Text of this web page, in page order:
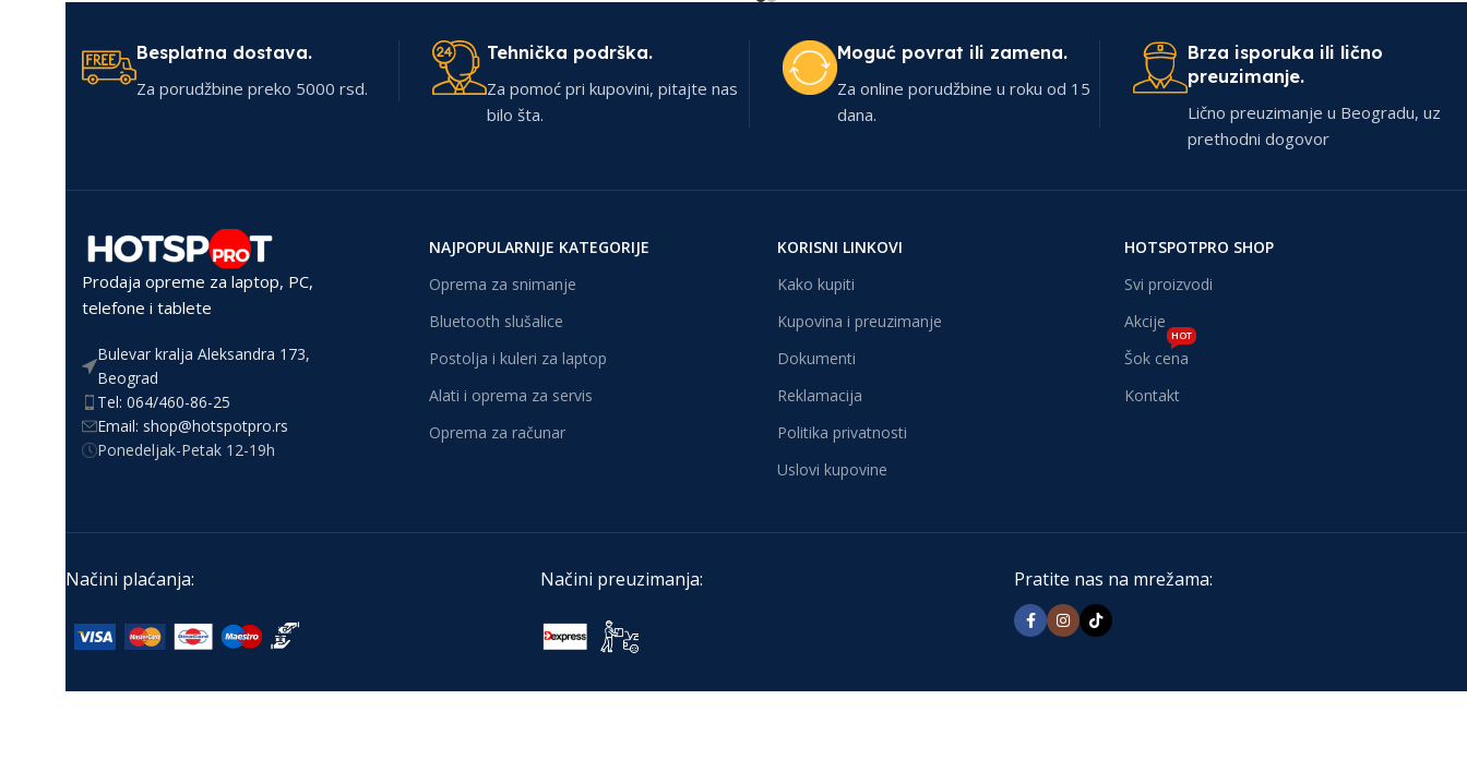
Besplatna dostava.
Za porudžbine preko 5000 rsd.
Tehnička podrška.
Za pomoć pri kupovini, pitajte nas
bilo šta.
Moguć povrat ili zamena.
Za online porudžbine u roku od 15
dana.
Brza isporuka ili lično
preuzimanje.
Lično preuzimanje u Beogradu, uz
prethodni dogovor
Prodaja opreme za laptop, PC,
telefone i tablete
Bulevar kralja Aleksandra 173,
Beograd
Tel: 064/460-86-25
Email: shop@hotspotpro.rs
Ponedeljak-Petak 12-19h
NAJPOPULARNIJE KATEGORIJE
Oprema za snimanje
Bluetooth slušalice
Postolja i kuleri za laptop
Alati i oprema za servis
Oprema za računar
KORISNI LINKOVI
Kako kupiti
Kupovina i preuzimanje
Dokumenti
Reklamacija
Politika privatnosti
Uslovi kupovine
HOTSPOTPRO SHOP
Svi proizvodi
Akcije
Šok cena
HOT
Kontakt
Načini plaćanja: Načini preuzimanja: Pratite nas na mrežama: